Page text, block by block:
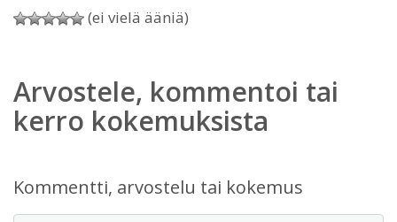
(ei vielä ääniä)
Arvostele, kommentoi tai
kerro kokemuksista
Kommentti, arvostelu tai kokemus